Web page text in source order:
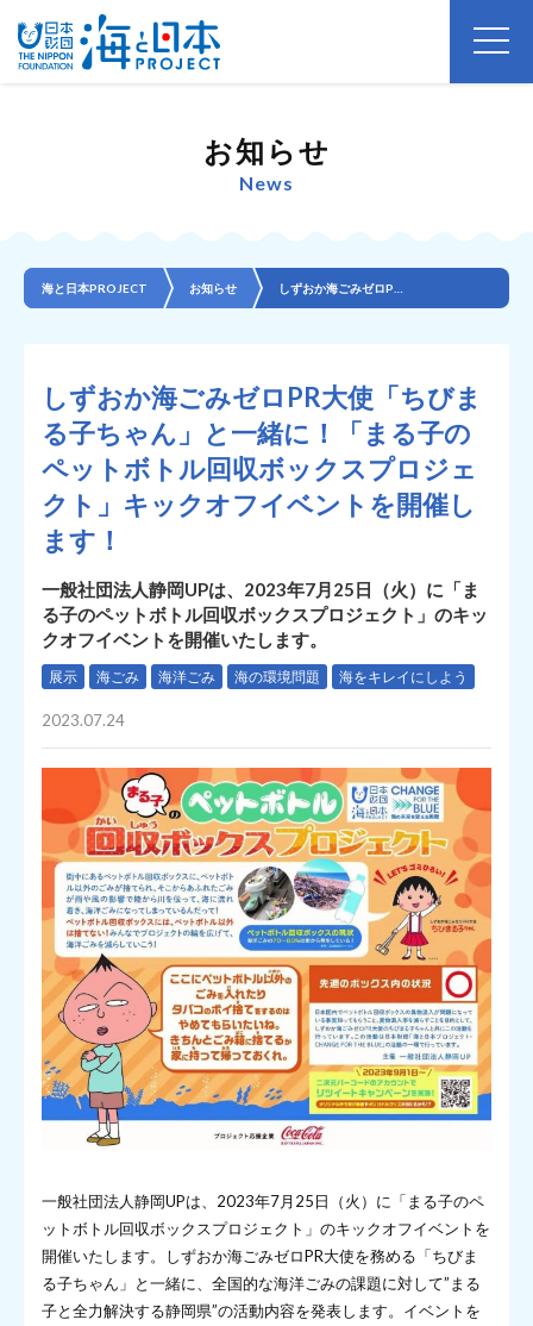
お知らせ
News
海と日本PROJECT お知らせ
しずおか海ごみゼロPR大使「ちびま
る子ちゃん」と一緒に！「まる子の
ペットボトル回収ボックスプロジェ
クト」キックオフイベントを開催し
ます！
一般社団法人静岡UPは、2023年7月25日（火）に「ま
る子のペットボトル回収ボックスプロジェクト」のキッ
クオフイベントを開催いたします。
展示 海ごみ 海洋ごみ 海の環境問題 海をキレイにしよう
2023.07.24
一般社団法人静岡UPは、2023年7月25日（火）に「まる子のペ
ットボトル回収ボックスプロジェクト」のキックオフイベントを
開催いたします。しずおか海ごみゼロPR大使を務める「ちびま
る子ちゃん」と一緒に、全国的な海洋ごみの課題に対して”まる
子と全力解決する静岡県”の活動内容を発表します。イベントを